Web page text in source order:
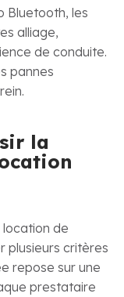
Bluetooth, les
alliage,
de conduite.
pannes
la
de
plusieurs critères
repose sur une
prestataire